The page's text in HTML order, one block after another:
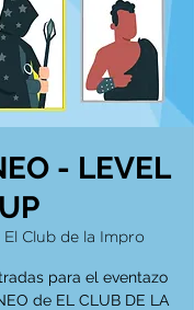
- LEVEL
UP
El Club de la Impro
para el eventazo
de EL CLUB DE LA